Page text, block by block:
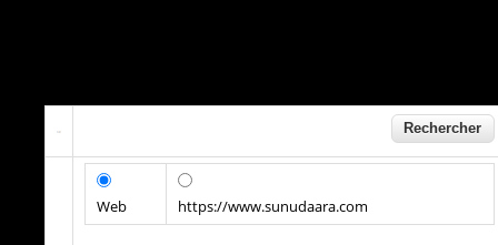
Web https://www.sunudaara.com